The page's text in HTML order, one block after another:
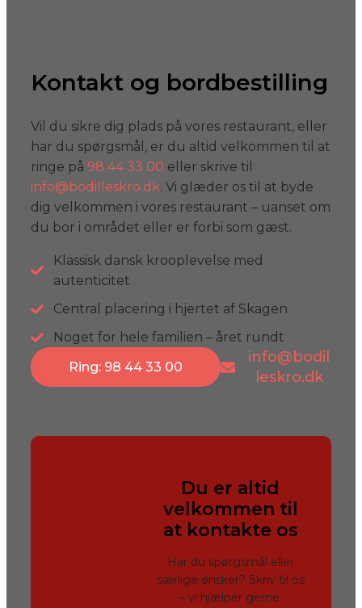
Kontakt og bordbestilling
Vil du sikre dig plads på vores restaurant, eller
har du spørgsmål, er du altid velkommen til at
ringe på 98 44 33 00 eller skrive til
info@bodilleskro.dk. Vi glæder os til at byde
dig velkommen i vores restaurant – uanset om
du bor i området eller er forbi som gæst.
Klassisk dansk krooplevelse med
autenticitet
Central placering i hjertet af Skagen
Noget for hele familien – året rundt
Ring: 98 44 33 00
info@bodil
leskro.dk
Du er altid
velkommen til
at kontakte os
Har du spørgsmål eller
særlige ønsker? Skriv til os
– vi hjælper gerne.